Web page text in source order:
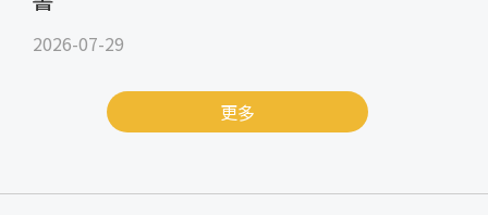
2026-07-29
更多